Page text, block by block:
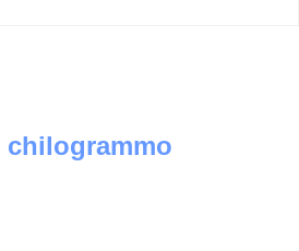
chilogrammo